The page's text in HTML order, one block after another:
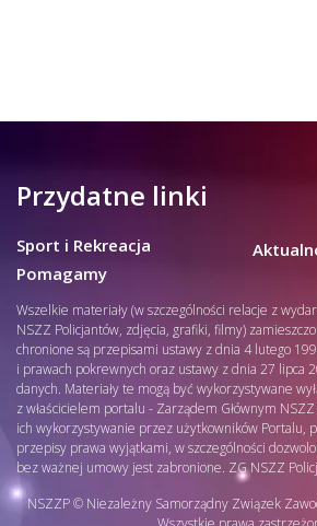
Przydatne linki
Sport i Rekreacja
Pomagamy
Wszelkie materiały (w szczególności relacje z
NSZZ Policjantów, zdjęcia, grafiki, filmy)
chronione są przepisami ustawy z dnia 4 lutego
i prawach pokrewnych oraz ustawy z dnia 27 lipca
danych. Materiały te mogą być wykorzystywane
z właścicielem portalu - Zarządem Głównym
ich wykorzystywanie przez użytkowników Portalu,
przepisy prawa wyjątkami, w szczególności
bez ważnej umowy jest zabronione. ZG NSZZ
NSZZP © Niezależny Samorządny Związek